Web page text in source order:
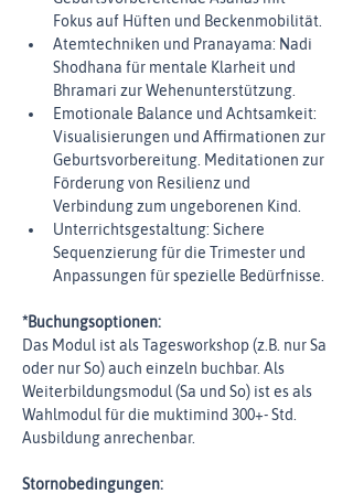
Fokus auf Hüften und Beckenmobilität.
Atemtechniken und Pranayama: Nadi
Shodhana für mentale Klarheit und
Bhramari zur Wehenunterstützung.
Emotionale Balance und Achtsamkeit:
Visualisierungen und Affirmationen zur
Geburtsvorbereitung. Meditationen zur
Förderung von Resilienz und
Verbindung zum ungeborenen Kind.
Unterrichtsgestaltung: Sichere
Sequenzierung für die Trimester und
Anpassungen für spezielle Bedürfnisse.
*Buchungsoptionen:
Das Modul ist als Tagesworkshop (z.B. nur Sa
oder nur So) auch einzeln buchbar. Als
Weiterbildungsmodul (Sa und So) ist es als
Wahlmodul für die muktimind 300+- Std.
Ausbildung anrechenbar.
Stornobedingungen: